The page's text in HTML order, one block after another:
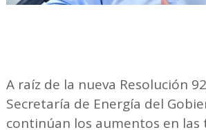
A raíz de la nueva Resolución
Secretaría de Energía del
continúan los aumentos en las